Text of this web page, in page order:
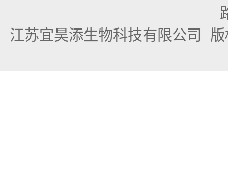
江苏宜昊添生物科技有限公司